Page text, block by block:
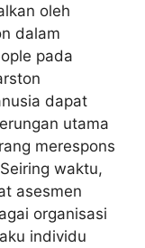
oleh
dalam
pada
dapat
utama
merespons
waktu,
asesmen
organisasi
individu